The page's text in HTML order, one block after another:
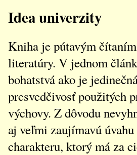
Idea univerzity
Kniha je pútavým
literatúry. V jednom
bohatstvá ako je
presvedčivosť použitých
výchovy. Z dôvodu
aj veľmi zaujímavú
charakteru, ktorý má za